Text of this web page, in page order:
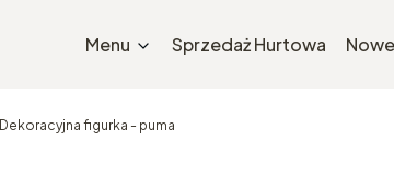
Menu Sprzedaż Hurtowa
Dekoracyjna figurka - puma